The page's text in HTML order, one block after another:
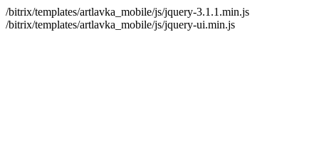
/bitrix/templates/artlavka_mobile/js/jquery-3.1.1.min.js
/bitrix/templates/artlavka_mobile/js/jquery-ui.min.js